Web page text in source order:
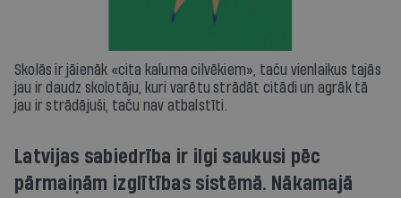
Skolās ir jāienāk «cita kaluma cilvēkiem», taču vienlaikus tajās
jau ir daudz skolotāju, kuri varētu strādāt citādi un agrāk tā
jau ir strādājuši, taču nav atbalstīti.
Latvijas sabiedrība ir ilgi saukusi pēc
pārmaiņām izglītības sistēmā. Nākamajā